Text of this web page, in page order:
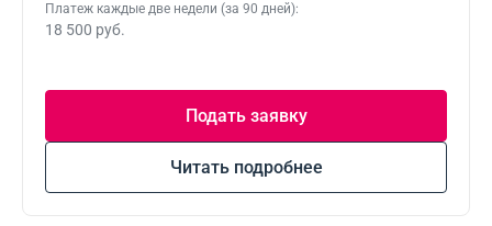
Платеж каждые две недели (за 90 дней):
18 500 руб.
Подать заявку
Читать подробнее